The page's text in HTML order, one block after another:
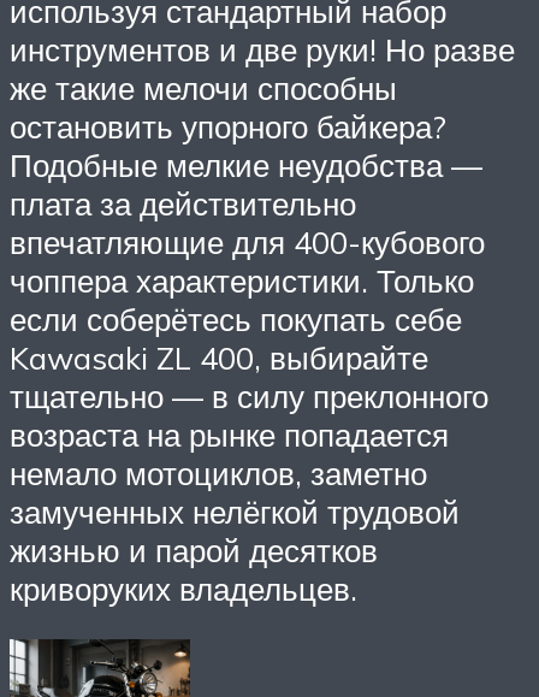
используя стандартный набор
инструментов и две руки! Но разве
же такие мелочи способны
остановить упорного байкера?
Подобные мелкие неудобства —
плата за действительно
впечатляющие для 400-кубового
чоппера характеристики. Только
если соберётесь покупать себе
Kawasaki ZL 400, выбирайте
тщательно — в силу преклонного
возраста на рынке попадается
немало мотоциклов, заметно
замученных нелёгкой трудовой
жизнью и парой десятков
криворуких владельцев.